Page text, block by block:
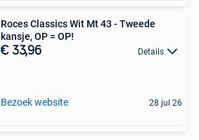
Roces Classics Wit Mt 43 - Tweede
kansje, OP = OP!
€ 33,96 Details
Bezoek website 28 jul 26